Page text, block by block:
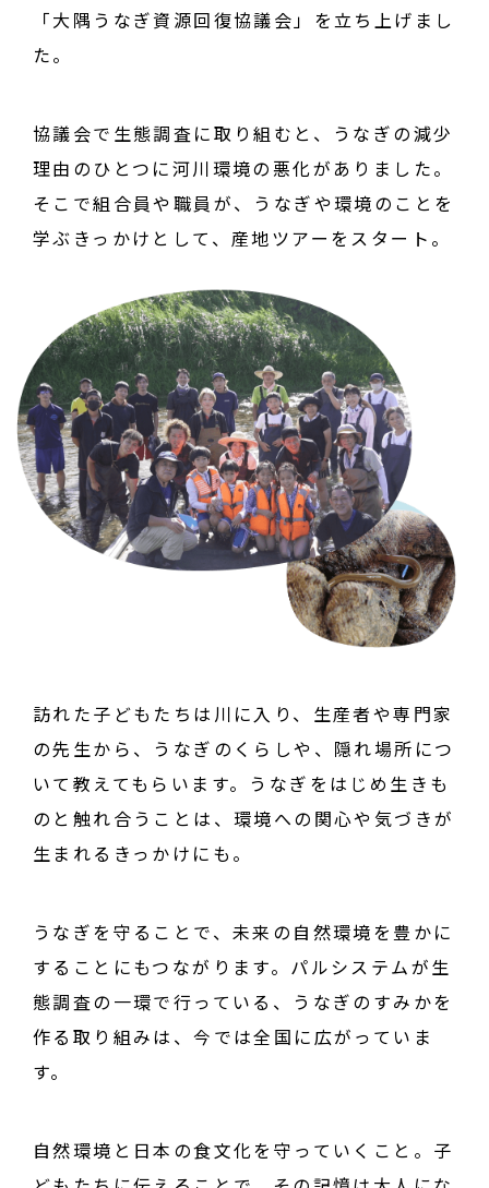
「大隅うなぎ資源回復協議会」を立ち上げまし
た。
協議会で生態調査に取り組むと、うなぎの減少
理由のひとつに河川環境の悪化がありました。
そこで組合員や職員が、うなぎや環境のことを
学ぶきっかけとして、産地ツアーをスタート。
訪れた子どもたちは川に入り、生産者や専門家
の先生から、うなぎのくらしや、隠れ場所につ
いて教えてもらいます。うなぎをはじめ生きも
のと触れ合うことは、環境への関心や気づきが
生まれるきっかけにも。
うなぎを守ることで、未来の自然環境を豊かに
することにもつながります。パルシステムが生
態調査の一環で行っている、うなぎのすみかを
作る取り組みは、今では全国に広がっていま
す。
自然環境と日本の食文化を守っていくこと。子